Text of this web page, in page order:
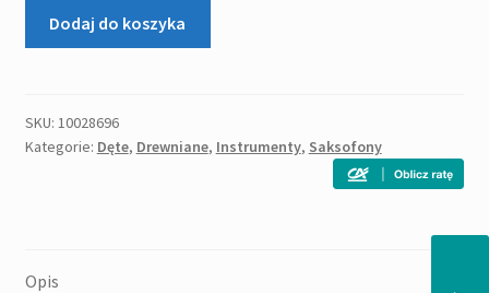
JUPITER
Q
Dodaj do koszyka
SKU: 10028696
Kategorie: Dęte, Drewniane, Instrumenty, Saksofony
Opis